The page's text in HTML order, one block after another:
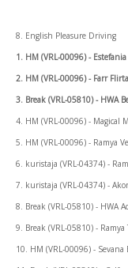
8. English Pleasure Driving
1. HM (VRL-00096) -
2. HM (VRL-00096) - Farr
3. Break (VRL-05810) - HWA
4. HM (VRL-00096) - Magical
5. HM (VRL-00096) - Ramya
6. kuristaja (VRL-04374) -
7. kuristaja (VRL-04374) -
8. Break (VRL-05810) - HWA
9. Break (VRL-05810) -
10. HM (VRL-00096) - Sevana